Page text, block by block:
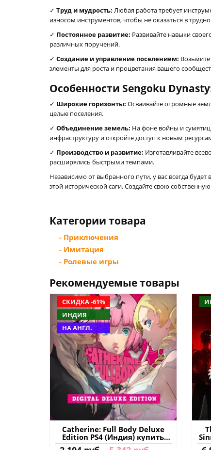
✓ Труд и мудрость: Любая работа требует
износом инструментов, чтобы не оказаться в
✓ Постоянное развитие: Развивайте навыки
различных поручений.
✓ Создание и управление поселением: Возьмите
элементы для роста и процветания вашего
Особенности Sengoku
✓ Широкие горизонты: Осваивайте огромные
целые поселения.
✓ Объединение земель: На фоне войны и
инфраструктуру и откройте доступ к новым
✓ Производство и развитие: Изготавливайте
расширялись быстрыми темпами.
Независимо от выбранного пути, у вас всегда будет
этой исторической саги. Создайте свою
Категории товара
- Приключения
- Имитация
- Ролевые игры
Рекомендуемые товары
СКИДКА -61%
ИНДИЯ
НА АНГЛ.
Catherine: Full Body Deluxe
Edition PS4 (Индия) купить
игру на аккаунт